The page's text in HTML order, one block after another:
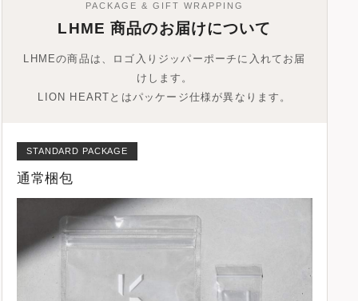
PACKAGE & GIFT WRAPPING
LHME 商品のお届けについて
LHMEの商品は、ロゴ入りジッパーポーチに入れてお届
けします。
LION HEARTとはパッケージ仕様が異なります。
STANDARD PACKAGE
通常梱包